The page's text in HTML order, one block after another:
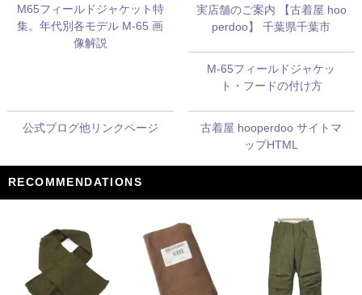
M65フィールドジャケット特
集。年代別各モデル M-65 画
像解説
実店舗のご案内 【古着屋 hoo
perdoo】 千葉県千葉市
M-65フィールドジャケッ
ト・フードの付け方
公式ブログ他リンクページ
古着屋 hooperdoo サイトマ
ップHTML
RECOMMENDATIONS